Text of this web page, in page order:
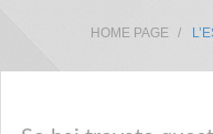
HOME PAGE